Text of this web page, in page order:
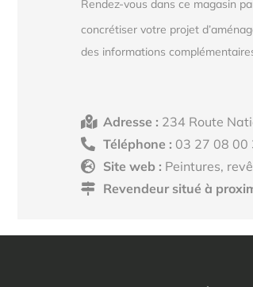
Rendez-vous dans ce magasin
concrétiser votre projet
des informations
Adresse : 234 Route
Téléphone : 03 27 08 00
Site web : Peintures,
Revendeur situé à